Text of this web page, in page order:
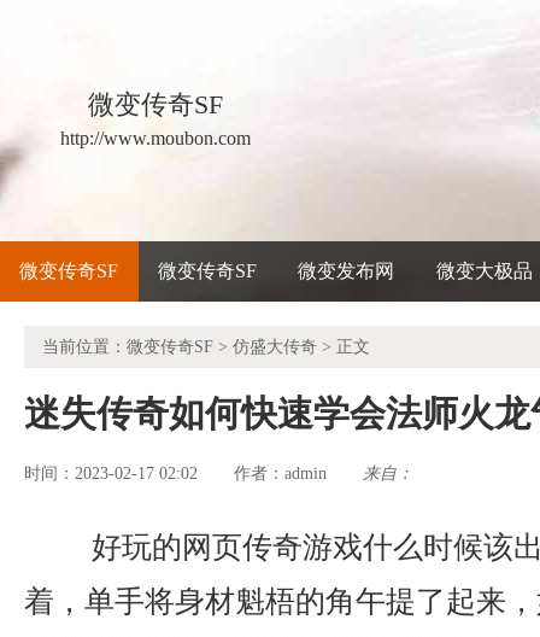
微变传奇SF
http://www.moubon.com
微变传奇SF 微变传奇SF 微变发布网 微变大极品
当前位置： 微变传奇SF > 仿盛大传奇 > 正文
迷失传奇如何快速学会法师火龙
时间：2023-02-17 02:02 作者： admin 来自：
好玩的网页传奇游戏什么时候该
着，单手将身材魁梧的角午提了起来